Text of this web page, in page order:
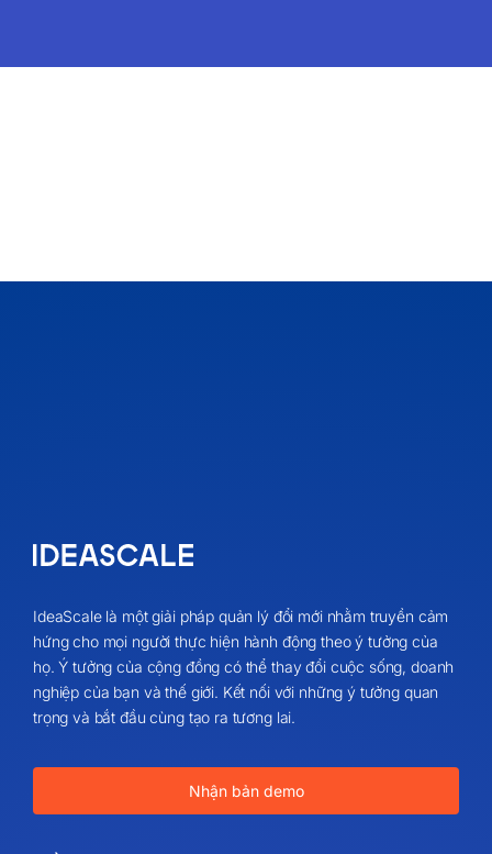
IdeaScale là một giải pháp quản lý đổi mới nhằm truyền cảm
hứng cho mọi người thực hiện hành động theo ý tưởng của
họ. Ý tưởng của cộng đồng có thể thay đổi cuộc sống, doanh
nghiệp của bạn và thế giới. Kết nối với những ý tưởng quan
trọng và bắt đầu cùng tạo ra tương lai.
Nhận bản demo